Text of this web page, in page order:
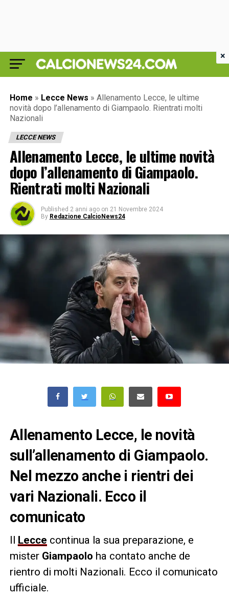
Home » Lecce News » Allenamento Lecce, le ultime
novità dopo l’allenamento di Giampaolo. Rientrati molti
Nazionali
LECCE NEWS
Allenamento Lecce, le ultime novità
dopo l’allenamento di Giampaolo.
Rientrati molti Nazionali
Published 2 anni ago on 21 Novembre 2024
By Redazione CalcioNews24
Allenamento Lecce, le novità
sull’allenamento di Giampaolo.
Nel mezzo anche i rientri dei
vari Nazionali. Ecco il
comunicato
Il Lecce continua la sua preparazione, e
mister Giampaolo ha contato anche de
rientro di molti Nazionali. Ecco il comunicato
ufficiale.
×